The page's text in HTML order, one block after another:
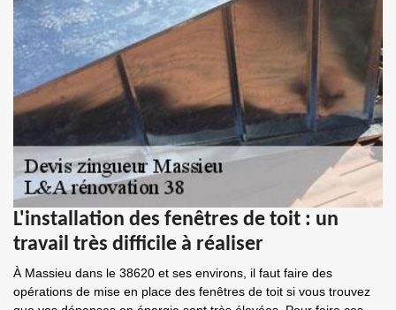
L'installation des fenêtres de toit : un
travail très difficile à réaliser
À Massieu dans le 38620 et ses environs, il faut faire des
opérations de mise en place des fenêtres de toit si vous trouvez